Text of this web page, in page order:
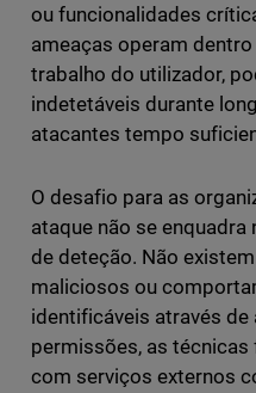
ou funcionalidades
ameaças operam
trabalho do utilizador,
indetetáveis durante
atacantes tempo
O desafio para as
ataque não se
de deteção. Não
maliciosos ou
identificáveis através de
permissões, as
com serviços externos